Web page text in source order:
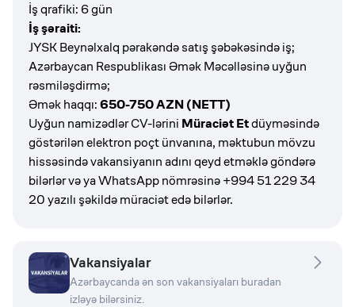
İş qrafiki: 6 gün
İş şəraiti:
JYSK Beynəlxalq pərakəndə satış şəbəkəsində iş;
Azərbaycan Respublikası Əmək Məcəlləsinə uyğun
rəsmiləşdirmə;
Əmək haqqı:650-750 AZN (NETT)
Uyğun namizədlər CV-lərini Müraciət Etdüyməsində
göstərilən elektron poçt ünvanına, məktubun mövzu
hissəsində vakansiyanın adını qeyd etməklə göndərə
bilərlər və ya WhatsApp nömrəsinə +994 51 229 34
20 yazılı şəkildə müraciət edə bilərlər.
Vakansiyalar
Azərbaycanda ən son vakansiyaları buradan
izləyə bilərsiniz.